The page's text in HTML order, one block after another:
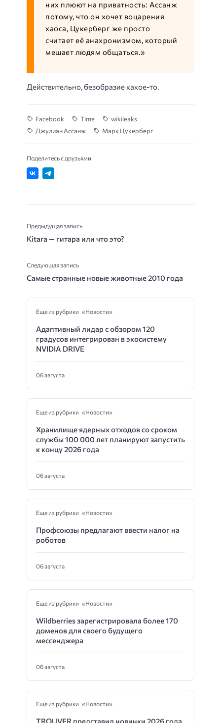
них плюют на приватность: Ассанж
потому, что он хочет воцарения
хаоса, Цукерберг же просто
считает её анахронизмом, который
мешает людям общаться.»
Действительно, безобразие какое-то.
Facebook Time
wikileaks
Джулиан Ассанж
Марк Цукерберг
Поделитесь с друзьями
Предыдущая запись
Kitara — гитара или что это?
Следующая запись
Самые странные новые животные 2010 года
Еще из рубрики «Новости»
Адаптивный лидар с обзором 120
градусов интегрирован в экосистему
NVIDIA DRIVE
06 августа
Еще из рубрики «Новости»
Хранилище ядерных отходов со сроком
службы 100 000 лет планируют запустить
к концу 2026 года
06 августа
Еще из рубрики «Новости»
Профсоюзы предлагают ввести налог на
роботов
06 августа
Еще из рубрики «Новости»
Wildberries зарегистрировала более 170
доменов для своего будущего
мессенджера
06 августа
Еще из рубрики «Новости»
TROUVER представил новинки 2026 года